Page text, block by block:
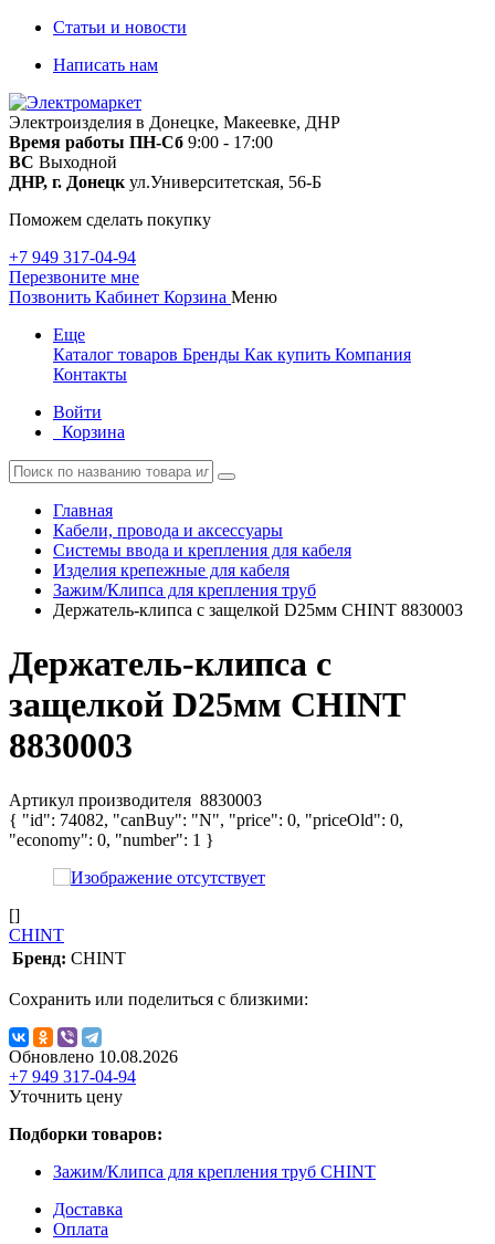
Статьи и новости
Написать нам
Электроизделия в Донецке, Макеевке, ДНР
Время работы ПН-Сб 9:00 - 17:00
ВС Выходной
ДНР, г. Донецк ул.Университетская, 56-Б
Поможем сделать покупку
+7 949 317-04-94
Перезвоните мне
Позвонить Кабинет Корзина Меню
Еще
Каталог товаров Бренды Как купить Компания
Контакты
Войти
Корзина
Главная
Кабели, провода и аксессуары
Системы ввода и крепления для кабеля
Изделия крепежные для кабеля
Зажим/Клипса для крепления труб
Держатель-клипса с защелкой D25мм CHINT 8830003
Держатель-клипса с
защелкой D25мм CHINT
8830003
Артикул производителя 8830003
{ "id": 74082, "canBuy": "N", "price": 0, "priceOld": 0,
"economy": 0, "number": 1 }
[]
CHINT
Бренд: CHINT
Сохранить или поделиться с близкими:
Обновлено 10.08.2026
+7 949 317-04-94
Уточнить цену
Подборки товаров:
Зажим/Клипса для крепления труб CHINT
Доставка
Оплата